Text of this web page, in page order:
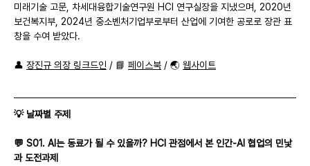
미래기술 고문, 차세대융합기술연구원 HCI 연구실장을 지냈으며, 2020년
보건복지부, 2024년 중소벤처기업부로부터 산업에 기여한 공로로 장관 표
창을 수여 받았다.
👤 장진규 의장 링크드인 / 📘 페이스북 / 🌏 웹사이트
💡 날짜별 주제
💬 S01. AI는 동료가 될 수 있을까? HCI 관점에서 본 인간-AI 협업의 민낯
과 도전과제